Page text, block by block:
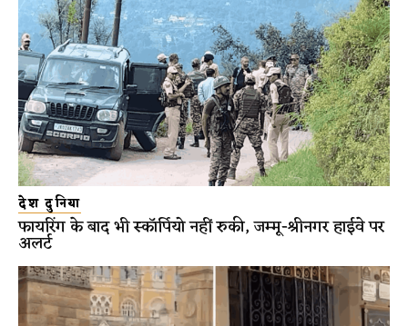
देश दुनिया
फायरिंग के बाद भी स्कॉर्पियो नहीं रुकी, जम्मू-श्रीनगर हाईवे पर
अलर्ट